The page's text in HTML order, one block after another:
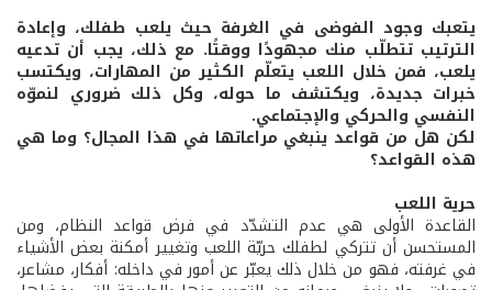
يتعبك وجود الفوضى في الغرفة حيث يلعب طفلك، وإعادة
الترتيب تتطلّب منك مجهودًا ووقتًا. مع ذلك، يجب أن تدعيه
يلعب، فمن خلال اللعب يتعلّم الكثير من المهارات، ويكتسب
خبرات جديدة، ويكتشف ما حوله، وكل ذلك ضروري لنموّه
النفسي والحركي والإجتماعي.
لكن هل من قواعد ينبغي مراعاتها في هذا المجال؟ وما هي
هذه القواعد؟
حرية اللعب
القاعدة الأولى هي عدم التشدّد في فرض قواعد النظام، ومن
المستحسن أن تتركي لطفلك حريّة اللعب وتغيير أمكنة بعض الأشياء
في غرفته، فهو من خلال ذلك يعبّر عن أمور في داخله: أفكار، مشاعر،